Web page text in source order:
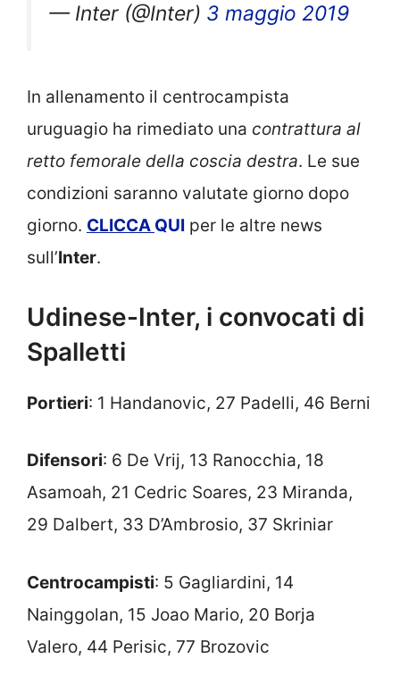
— Inter (@Inter) 3 maggio 2019
In allenamento il centrocampista
uruguagio ha rimediato una contrattura al
retto femorale della coscia destra. Le sue
condizioni saranno valutate giorno dopo
giorno. CLICCA QUI per le altre news
sull’Inter.
Udinese-Inter, i convocati di
Spalletti
Portieri: 1 Handanovic, 27 Padelli, 46 Berni
Difensori: 6 De Vrij, 13 Ranocchia, 18
Asamoah, 21 Cedric Soares, 23 Miranda,
29 Dalbert, 33 D’Ambrosio, 37 Skriniar
Centrocampisti: 5 Gagliardini, 14
Nainggolan, 15 Joao Mario, 20 Borja
Valero, 44 Perisic, 77 Brozovic